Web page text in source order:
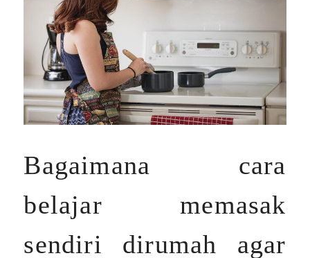
Bagaimana cara
belajar memasak
sendiri dirumah agar